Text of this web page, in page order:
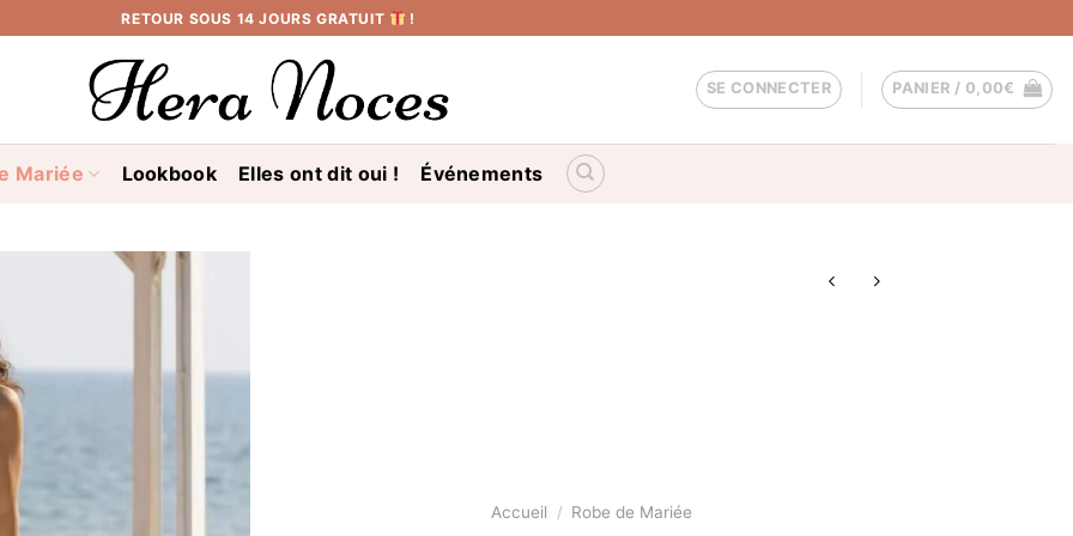
RETOUR SOUS 14 JOURS GRATUIT !
SE CONNECTER PANIER / 0,00€
Mariée Lookbook Elles ont dit oui ! Événements
Accueil / Robe de Mariée